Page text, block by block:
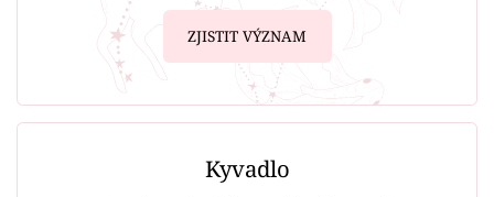
ZJISTIT VÝZNAM
Kyvadlo